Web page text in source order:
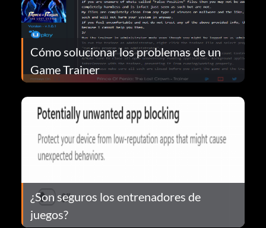
Cómo solucionar los problemas de un
Game Trainer
¿Son seguros los entrenadores de
juegos?